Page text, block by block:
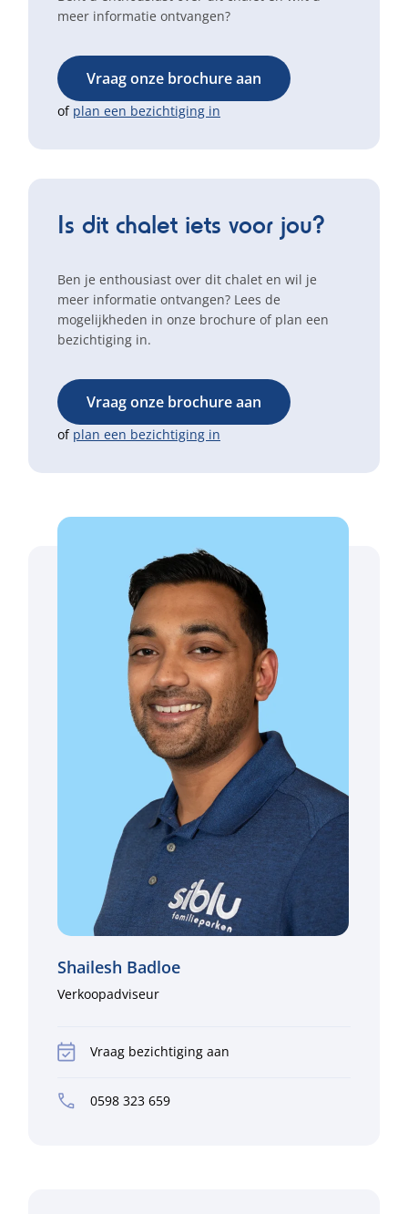
meer informatie ontvangen?
Vraag onze brochure aan
of plan een bezichtiging in
Is dit chalet iets voor jou?
Ben je enthousiast over dit chalet en wil je
meer informatie ontvangen? Lees de
mogelijkheden in onze brochure of plan een
bezichtiging in.
Vraag onze brochure aan
of plan een bezichtiging in
Shailesh Badloe
Verkoopadviseur
Vraag bezichtiging aan
0598 323 659